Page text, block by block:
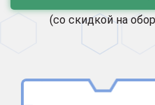
(со скидкой на